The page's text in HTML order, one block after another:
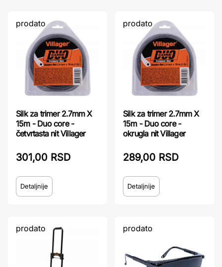
prodato
Silk za trimer 2.7mm X
15m - Duo core -
četvrtasta nit Villager
301,00 RSD
Detaljnije
prodato
Silk za trimer 2.7mm X
15m - Duo core -
okrugla nit Villager
289,00 RSD
Detaljnije
prodato prodato